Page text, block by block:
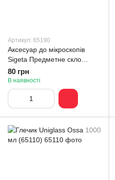
Артикул: 65190
Аксесуар до мікроскопів
Sigeta Предметне скло
шліфовані краї (50 шт)
(65190)
80 грн
В наявності